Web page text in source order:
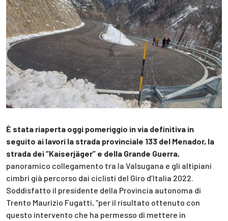
È stata riaperta oggi pomeriggio in via definitiva in
seguito ai lavori la strada provinciale 133 del Menador, la
strada dei “Kaiserjäger” e della Grande Guerra,
panoramico collegamento tra la Valsugana e gli altipiani
cimbri già percorso dai ciclisti del Giro d’Italia 2022.
Soddisfatto il presidente della Provincia autonoma di
Trento Maurizio Fugatti, “per il risultato ottenuto con
questo intervento che ha permesso di mettere in